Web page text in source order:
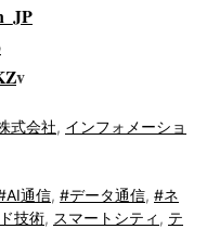
v
式会社, インフォメーショ
通信, #データ通信, #ネ
技術, スマートシティ , テ